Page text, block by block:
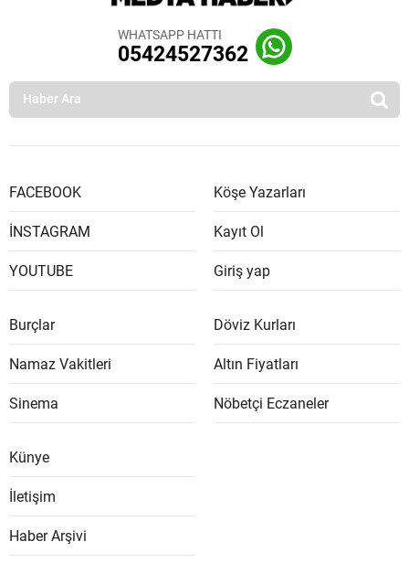
WHATSAPP HATTI
05424527362
FACEBOOK
İNSTAGRAM
YOUTUBE
Köşe Yazarları
Kayıt Ol
Giriş yap
Burçlar
Namaz Vakitleri
Sinema
Döviz Kurları
Altın Fiyatları
Nöbetçi Eczaneler
Künye
İletişim
Haber Arşivi